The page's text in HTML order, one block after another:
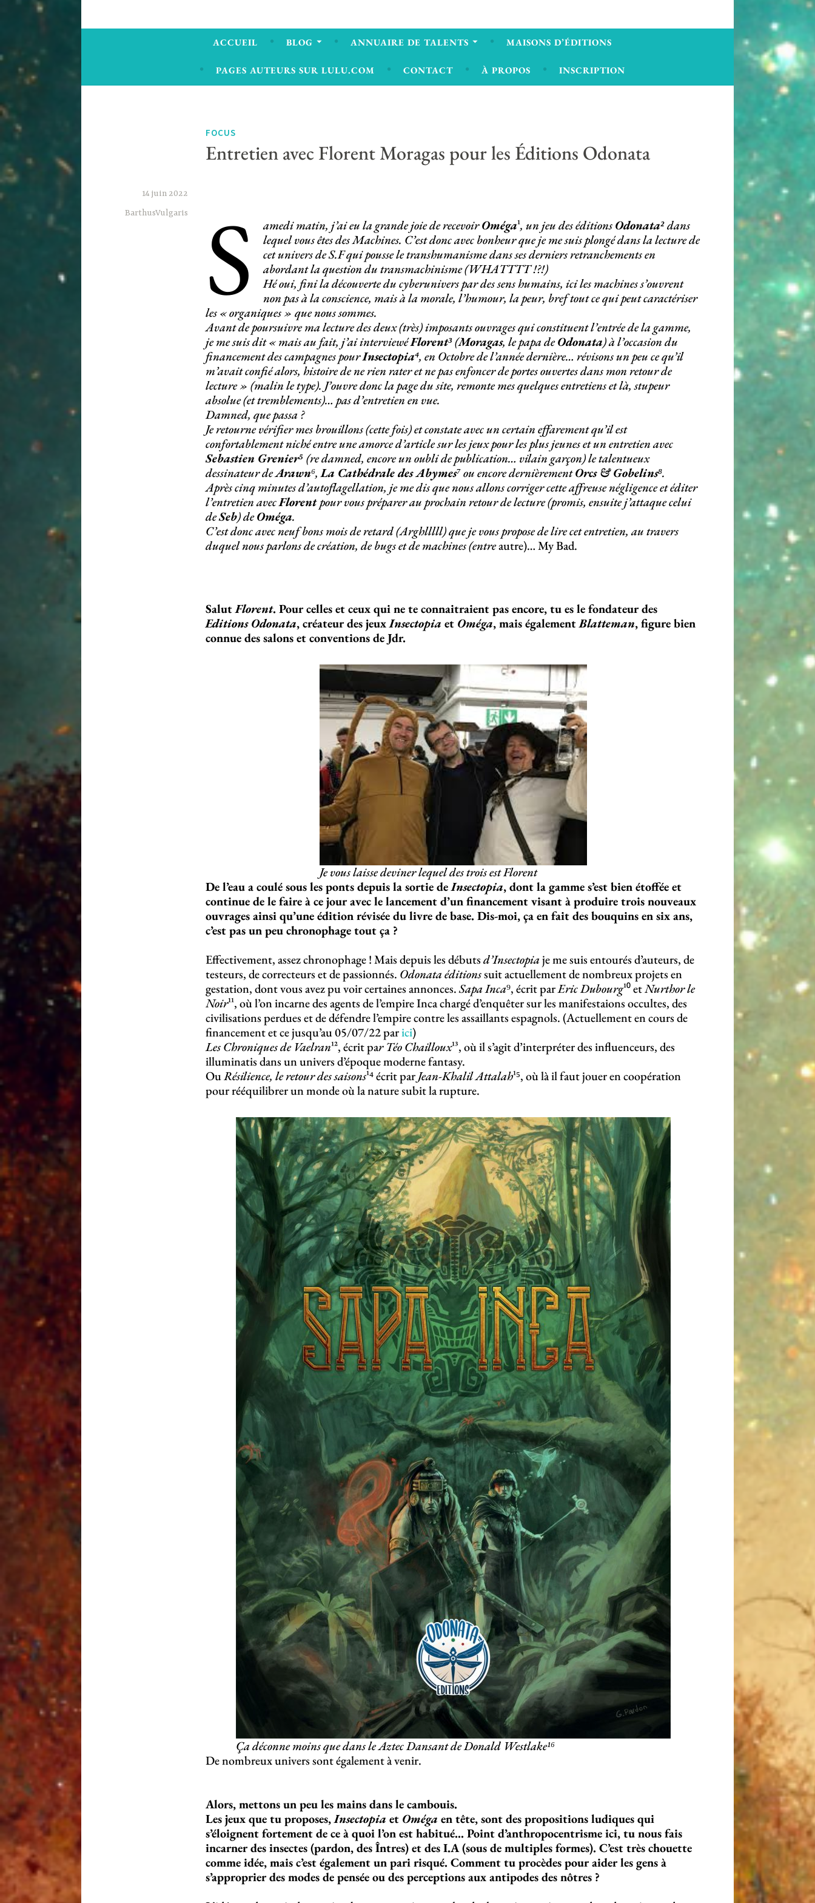
ACCUEIL BLOG ANNUAIRE DE TALENTS MAISONS D’ÉDITIONS
PAGES AUTEURS SUR LULU.COM CONTACT À PROPOS INSCRIPTION
FOCUS
Entretien avec Florent Moragas pour les Éditions Odonata
14 juin 2022
BarthusVulgaris
S amedi matin, j’ai eu la grande joie de recevoirOméga¹, un jeu des éditionsOdonata²dans
lequel vous êtes des Machines. C’est donc avec bonheur que je me suis plongé dans la lecture de
cet univers de S.F qui pousse le transhumanisme dans ses derniers retranchements en
abordant la question du transmachinisme (WHATTTT !?!)
Hé oui, fini la découverte du cyberunivers par des sens humains, ici les machines s’ouvrent
non pas à la conscience, mais à la morale, l’humour, la peur, bref tout ce qui peut caractériser
les « organiques » que nous sommes.
Avant de poursuivre ma lecture des deux (très) imposants ouvrages qui constituent l’entrée de la gamme,
je me suis dit « mais au fait, j’ai interviewéFlorent³(Moragas, le papa deOdonata) à l’occasion du
financement des campagnes pourInsectopia⁴, en Octobre de l’année dernière… révisons un peu ce qu’il
m’avait confié alors, histoire de ne rien rater et ne pas enfoncer de portes ouvertes dans mon retour de
lecture » (malin le type). J’ouvre donc la page du site, remonte mes quelques entretiens et là, stupeur
absolue (et tremblements)… pas d’entretien en vue.
Damned, que passa ?
Je retourne vérifier mes brouillons (cette fois) et constate avec un certain effarement qu’il est
confortablement niché entre une amorce d’article sur les jeux pour les plus jeunes et un entretien avec
Sebastien Grenier⁵(re damned, encore un oubli de publication… vilain garçon) le talentueux
dessinateur deArawn⁶,La Cathédrale des Abymes⁷ ou encore dernièrementOrcs & Gobelins⁸.
Après cinq minutes d’autoflagellation, je me dis que nous allons corriger cette affreuse négligence et éditer
l’entretien avecFlorentpour vous préparer au prochain retour de lecture (promis, ensuite j’attaque celui
deSeb) deOméga.
C’est donc avec neuf bons mois de retard (Arghlllll) que je vous propose de lire cet entretien, au travers
duquel nous parlons de création, de bugs et de machines (entreautre)… My Bad.
SalutFlorent. Pour celles et ceux qui ne te connaitraient pas encore, tu es le fondateur des
Editions Odonata, créateur des jeuxInsectopiaet Oméga, mais égalementBlatteman, figure bien
connue des salons et conventions de Jdr.
Je vous laisse deviner lequel des trois est Florent
De l’eau a coulé sous les ponts depuis la sortie deInsectopia, dont la gamme s’est bien étoffée et
continue de le faire à ce jour avec le lancement d’un financement visant à produire trois nouveaux
ouvrages ainsi qu’une édition révisée du livre de base. Dis-moi, ça en fait des bouquins en six ans,
c’est pas un peu chronophage tout ça ?
Effectivement, assez chronophage ! Mais depuis les débutsd’Insectopiaje me suis entourés d’auteurs, de
testeurs, de correcteurs et de passionnés. Odonata éditionssuit actuellement de nombreux projets en
gestation, dont vous avez pu voir certaines annonces.Sapa Inca⁹, écrit parEric Dubourg¹⁰ etNurthor le
Noir¹¹, où l’on incarne des agents de l’empire Inca chargé d’enquêter sur les manifestaions occultes, des
civilisations perdues et de défendre l’empire contre les assaillants espagnols. (Actuellement en cours de
financement et ce jusqu’au 05/07/22 parici)
Les Chroniques de Vaelran¹², écrit par Téo Chailloux¹³, où il s’agit d’interpréter des influenceurs, des
illuminatis dans un univers d’époque moderne fantasy.
OuRésilience, le retour des saisons¹⁴ écrit parJean-Khalil Attalah¹⁵, où là il faut jouer en coopération
pour rééquilibrer un monde où la nature subit la rupture.
Ça déconne moins que dans le Aztec Dansant de Donald Westlake¹⁶
De nombreux univers sont également à venir.
Alors, mettons un peu les mains dans le cambouis.
Les jeux que tu proposes,Insectopiaet Omégaen tête, sont des propositions ludiques qui
s’éloignent fortement de ce à quoi l’on est habitué… Point d’anthropocentrisme ici, tu nous fais
incarner des insectes (pardon, des Întres) et des I.A (sous de multiples formes). C’est très chouette
comme idée, mais c’est également un pari risqué. Comment tu procèdes pour aider les gens à
s’approprier des modes de pensée ou des perceptions aux antipodes des nôtres ?